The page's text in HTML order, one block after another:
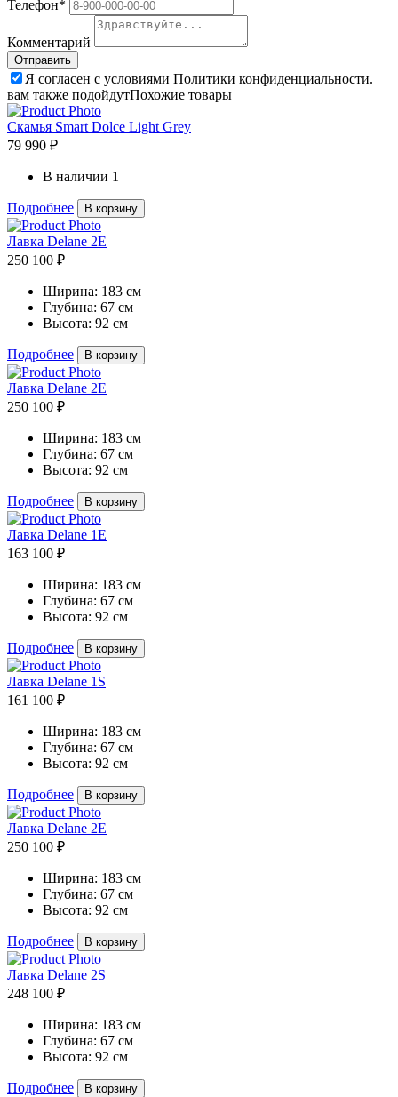
Телефон*
Комментарий
Я согласен с условиями Политики конфиденциальности.
вам также подойдутПохожие товары
Скамья Smart Dolce Light Grey
79 990 ₽
В наличии 1
Подробнее В корзину
Лавка Delane 2E
250 100 ₽
Ширина: 183 см
Глубина: 67 см
Высота: 92 см
Подробнее В корзину
Лавка Delane 2E
250 100 ₽
Ширина: 183 см
Глубина: 67 см
Высота: 92 см
Подробнее В корзину
Лавка Delane 1E
163 100 ₽
Ширина: 183 см
Глубина: 67 см
Высота: 92 см
Подробнее В корзину
Лавка Delane 1S
161 100 ₽
Ширина: 183 см
Глубина: 67 см
Высота: 92 см
Подробнее В корзину
Лавка Delane 2E
250 100 ₽
Ширина: 183 см
Глубина: 67 см
Высота: 92 см
Подробнее В корзину
Лавка Delane 2S
248 100 ₽
Ширина: 183 см
Глубина: 67 см
Высота: 92 см
Подробнее В корзину